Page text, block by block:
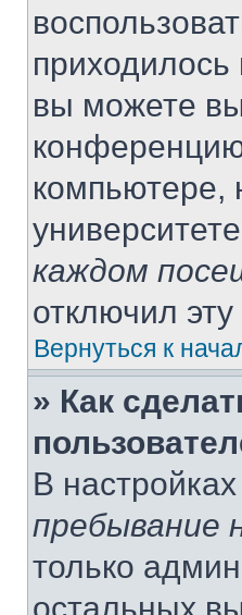
вы можете
компьютере,
каждом
отключил
Вернуться к
» Как
В
пребывание
только